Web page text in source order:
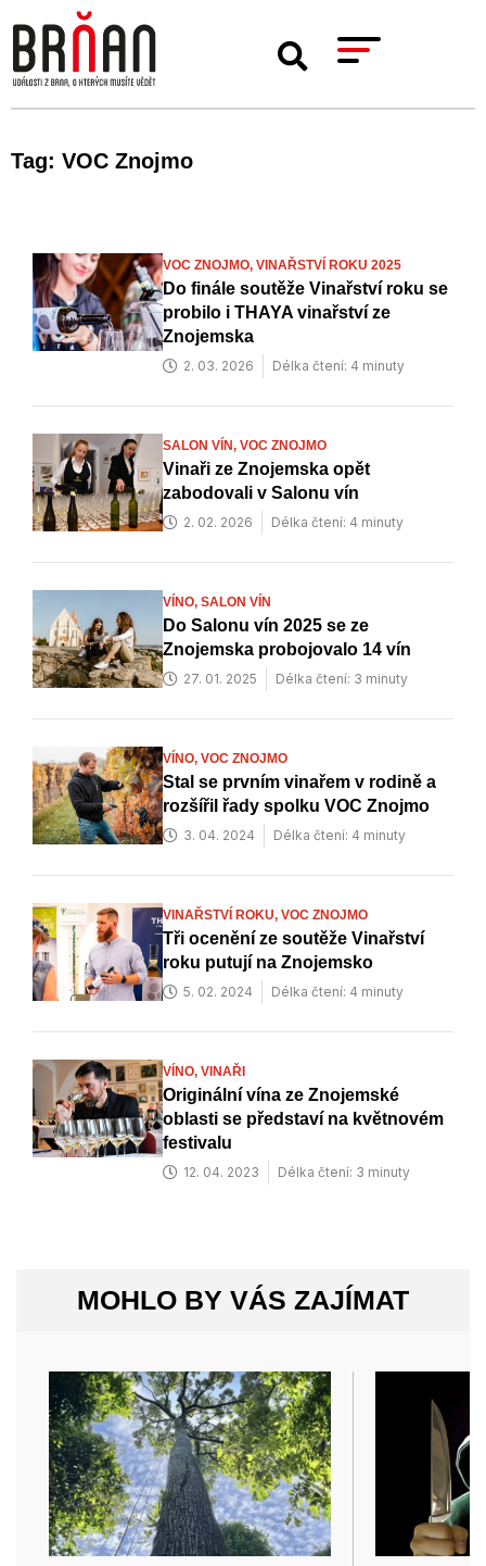
Tag: VOC Znojmo
VOC ZNOJMO, VINAŘSTVÍ ROKU 2025
Do finále soutěže Vinařství roku se
probilo i THAYA vinařství ze
Znojemska
2. 03. 2026 Délka čtení: 4 minuty
SALON VÍN, VOC ZNOJMO
Vinaři ze Znojemska opět
zabodovali v Salonu vín
2. 02. 2026 Délka čtení: 4 minuty
VÍNO, SALON VÍN
Do Salonu vín 2025 se ze
Znojemska probojovalo 14 vín
27. 01. 2025 Délka čtení: 3 minuty
VÍNO, VOC ZNOJMO
Stal se prvním vinařem v rodině a
rozšířil řady spolku VOC Znojmo
3. 04. 2024 Délka čtení: 4 minuty
VINAŘSTVÍ ROKU, VOC ZNOJMO
Tři ocenění ze soutěže Vinařství
roku putují na Znojemsko
5. 02. 2024 Délka čtení: 4 minuty
VÍNO, VINAŘI
Originální vína ze Znojemské
oblasti se představí na květnovém
festivalu
12. 04. 2023 Délka čtení: 3 minuty
MOHLO BY VÁS ZAJÍMAT